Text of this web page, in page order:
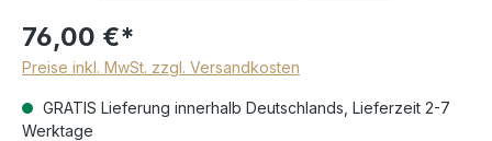
76,00 €*
Preise inkl. MwSt. zzgl. Versandkosten
GRATIS Lieferung innerhalb Deutschlands, Lieferzeit 2-7
Werktage